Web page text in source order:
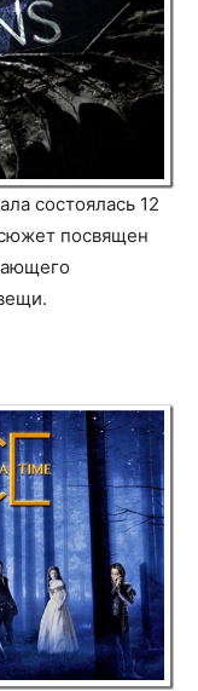
состоялась 12
посвящен